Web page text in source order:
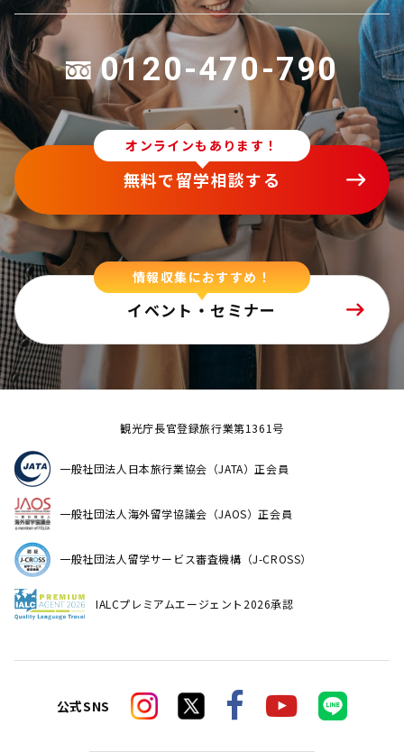
0120-470-790
オンラインもあります！
無料で留学相談する
情報収集におすすめ！
イベント・セミナー
観光庁長官登録旅行業第1361号
一般社団法人日本旅行業協会（JATA）正会員
一般社団法人海外留学協議会（JAOS）正会員
一般社団法人留学サービス審査機構（J-CROSS）
IALCプレミアムエージェント2026承認
公式SNS